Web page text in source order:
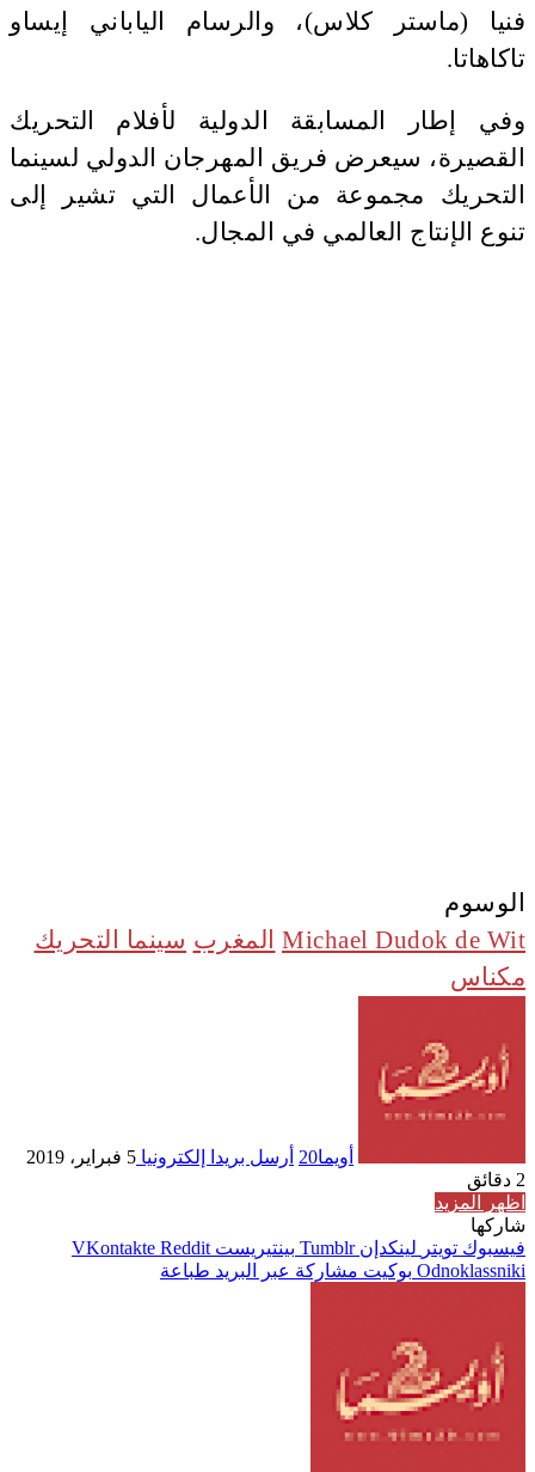
فنيا (ماستر كلاس)، والرسام الياباني إيساو
تاكاهاتا.
وفي إطار المسابقة الدولية لأفلام التحريك
القصيرة، سيعرض فريق المهرجان الدولي لسينما
التحريك مجموعة من الأعمال التي تشير إلى
تنوع الإنتاج العالمي في المجال.
الوسوم
Michael Dudok de Wit المغرب سينما التحريك
مكناس
أويما20 أرسل بريدا إلكترونيا 5 فبراير، 2019
2 دقائق
اظهر المزيد
شاركها
فيسبوك تويتر لينكدإن بينتيريست
Odnoklassniki بوكيت مشاركة عبر البريد طباعة